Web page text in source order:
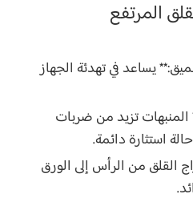
المرتفع
يساعد في تهدئة الجهاز
المنبهات تزيد من ضربات
استثارة دائمة.
القلق من الرأس إلى الورق